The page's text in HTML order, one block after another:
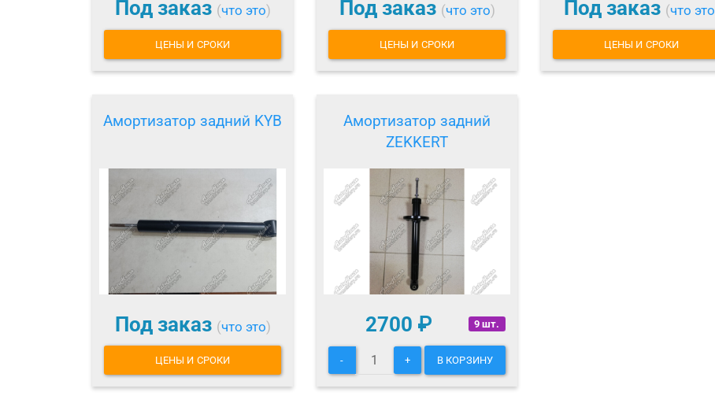
Под заказ (что это)
ЦЕНЫ И СРОКИ
Под заказ (что это)
ЦЕНЫ И СРОКИ
Под заказ (что это
ЦЕНЫ И СРОКИ
Амортизатор задний KYB
Под заказ (что это)
ЦЕНЫ И СРОКИ
Амортизатор задний
ZEKKERT
9 шт.
2700 ₽
- + В КОРЗИНУ